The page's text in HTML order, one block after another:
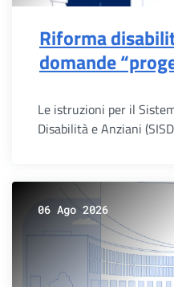
Riforma
domande
Le istruzioni per il
Disabilità e Anziani
06 Ago 2026